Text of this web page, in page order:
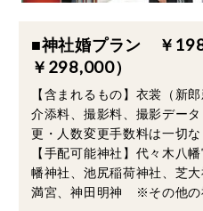
■神社婚プラン ￥
￥298,000）
【含まれるもの】衣裳（新
介添料、撮影料、撮影デー
更・人数変更手数料は一切な
【手配可能神社】代々木八
幡神社、池尻稲荷神社、芝
満宮、神田明神 ※その他の